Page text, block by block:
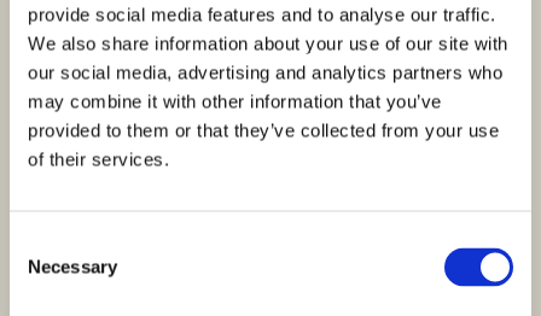
provide social media features and to analyse our traffic.
We also share information about your use of our site with
our social media, advertising and analytics partners who
may combine it with other information that you’ve
provided to them or that they’ve collected from your use
of their services.
Selection
Necessary
Von Ana Vlaić verwaltete
Für diesen Makler wurden keine Immobilien gefunden.